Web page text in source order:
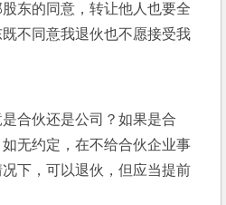
东的同意，转让他人也要全
不同意我退伙也不愿接受我
合伙还是公司？如果是合
无约定，在不给合伙企业事
下，可以退伙，但应当提前